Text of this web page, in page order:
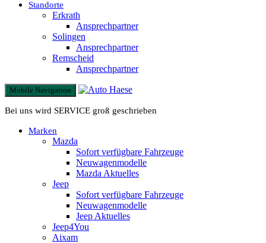
Standorte
Erkrath
Ansprechpartner
Solingen
Ansprechpartner
Remscheid
Ansprechpartner
Mobile Navigation
Bei uns wird SERVICE groß geschrieben
Marken
Mazda
Sofort verfügbare Fahrzeuge
Neuwagenmodelle
Mazda Aktuelles
Jeep
Sofort verfügbare Fahrzeuge
Neuwagenmodelle
Jeep Aktuelles
Jeep4You
Aixam